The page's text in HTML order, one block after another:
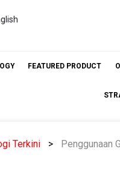
FEATURED PRODUCT
Terkini Penggunaan